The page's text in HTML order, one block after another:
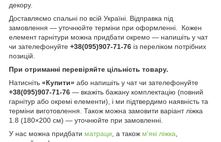
декору.
Доставляємо спальні по всій Україні. Відправка під
замовлення — уточнюйте терміни при оформленні. Кожен
елемент гарнітури можна придбати окремо — напишіть у чат
чи зателефонуйте +38(095)907-71-76 із переліком потрібних
позицій.
При отриманні перевіряйте цільність товару.
Натисніть «Купити» або напишіть у чат чи зателефонуйте
+38(095)907-71-76 — вкажіть бажану комплектацію (повний
гарнітур або окремі елементи), і ми підтвердимо наявність та
терміни виготовлення. Також можна замовити варіант ліжка
1.8 (180×200 см) — уточнюйте при замовленні.
У нас можна придбати матраци , а також м'які ліжка